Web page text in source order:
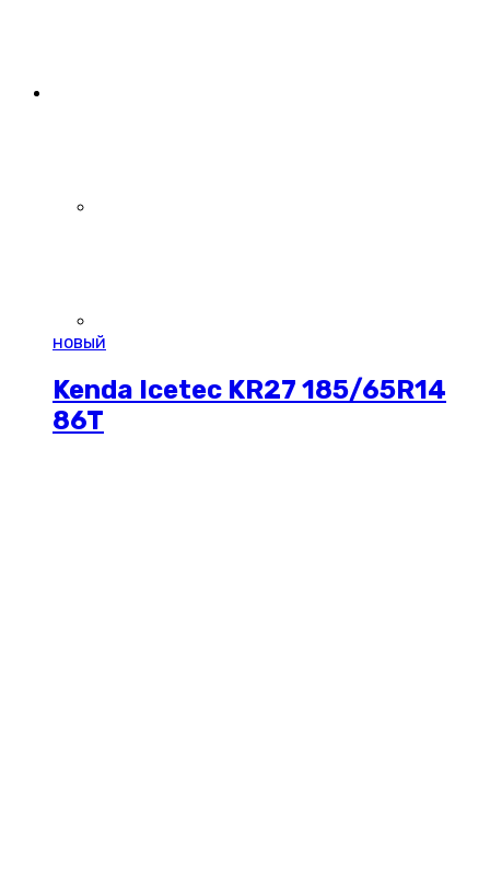
новый
Kenda Icetec KR27 185/65R14
86T